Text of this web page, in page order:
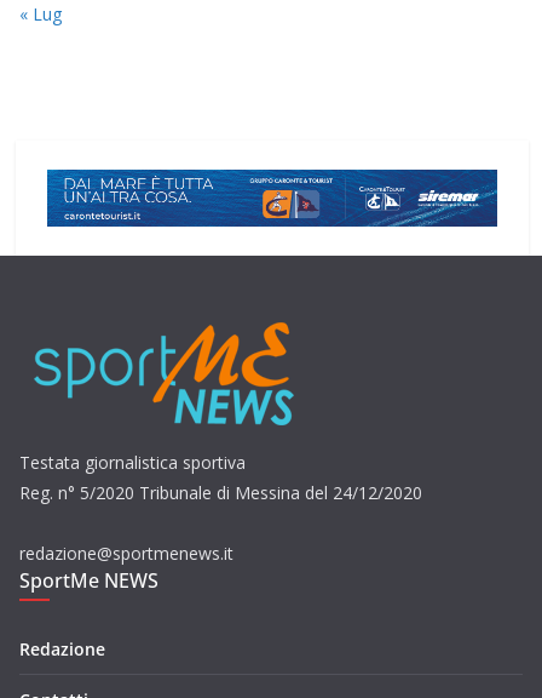
« Lug
Testata giornalistica sportiva
Reg. n° 5/2020 Tribunale di Messina del 24/12/2020
redazione@sportmenews.it
SportMe NEWS
Redazione